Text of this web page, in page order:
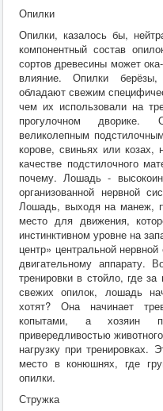
Опилки
Опилки, казалось бы,
компонентный состав
сортов древесины может
влияние. Опилки
обладают свежим
чем их использовали на
прогулочном
великолепным
корове, свиньях или
качестве подстилочного
почему. Лошадь -
организованной нервной
Лошадь, выходя на манеж,
место для движения,
инстинктивном уровне на
центр» центральной
двигательному аппарату.
тренировки в стойло, где
свежих опилок, лошадь
хотят? Она начинает
копытами, а хозяин
привередливостью
нагрузку при тренировках.
место в конюшнях, где
опилки.
Стружка